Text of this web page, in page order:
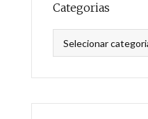
Categorias